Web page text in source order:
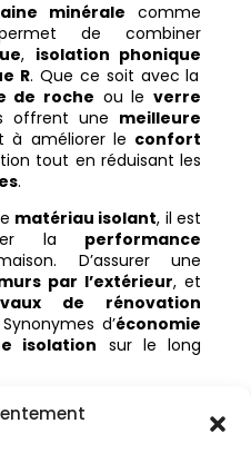
minérale comme
de combiner
, isolation phonique
R. Que ce soit avec la
de roche ou leverre
offrent une meilleure
à améliorer le confort
tout en réduisant les
.
matériau isolant, il est
la performance
D’assurer une
par l’extérieur, et
de rénovation
d’économie
isolation sur le long